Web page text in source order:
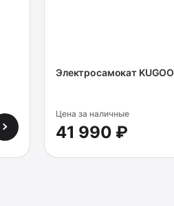
Электросамокат
Цена за наличные
41 990 ₽